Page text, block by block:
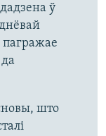
ў
пагражае
што